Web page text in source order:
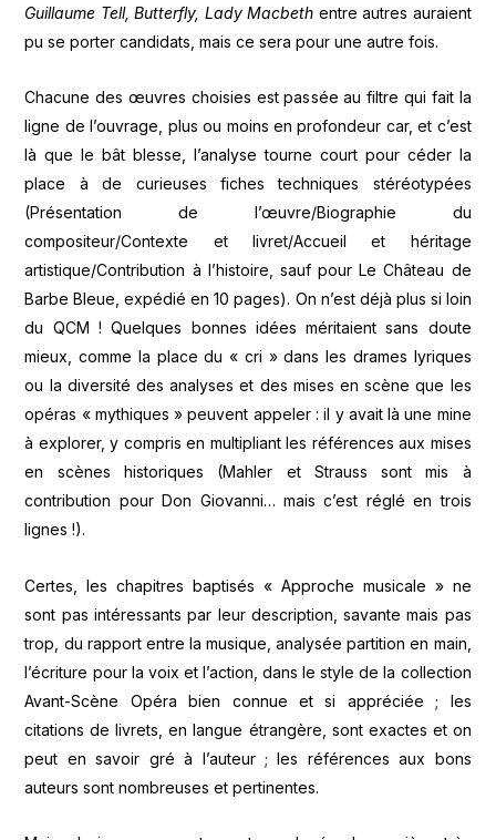
Guillaume Tell, Butterfly, Lady Macbeth entre autres auraient
pu se porter candidats, mais ce sera pour une autre fois.
Chacune des œuvres choisies est passée au filtre qui fait la
ligne de l’ouvrage, plus ou moins en profondeur car, et c’est
là que le bât blesse, l’analyse tourne court pour céder la
place à de curieuses fiches techniques stéréotypées
(Présentation de l’œuvre/Biographie du
compositeur/Contexte et livret/Accueil et héritage
artistique/Contribution à l’histoire, sauf pour Le Château de
Barbe Bleue, expédié en 10 pages). On n’est déjà plus si loin
du QCM ! Quelques bonnes idées méritaient sans doute
mieux, comme la place du « cri » dans les drames lyriques
ou la diversité des analyses et des mises en scène que les
opéras « mythiques » peuvent appeler : il y avait là une mine
à explorer, y compris en multipliant les références aux mises
en scènes historiques (Mahler et Strauss sont mis à
contribution pour Don Giovanni… mais c’est réglé en trois
lignes !).
Certes, les chapitres baptisés « Approche musicale » ne
sont pas intéressants par leur description, savante mais pas
trop, du rapport entre la musique, analysée partition en main,
l’écriture pour la voix et l’action, dans le style de la collection
Avant-Scène Opéra bien connue et si appréciée ; les
citations de livrets, en langue étrangère, sont exactes et on
peut en savoir gré à l’auteur ; les références aux bons
auteurs sont nombreuses et pertinentes.